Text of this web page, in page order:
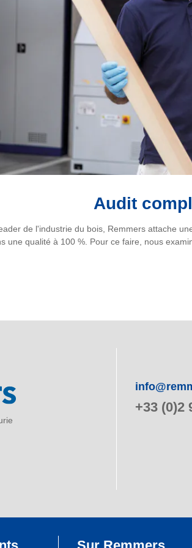
Audit
de l'industrie du bois, Remmers attache
une qualité à 100 %. Pour ce faire, nous
+33 (0)2